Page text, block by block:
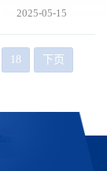
2025-05-15
18 下页